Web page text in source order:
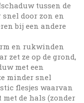
tussen de
door zon en
bij een andere
en rukwinden
zet ze op de grond,
met een
minder snel
flesjes waarvan
de hals (zonder